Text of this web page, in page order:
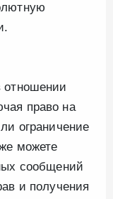
отношении
право на
ограничение
можете
сообщений
и получения